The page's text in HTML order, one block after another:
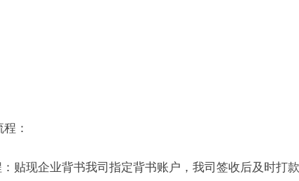
程：
贴现企业背书我司指定背书账户，我司签收后及时打